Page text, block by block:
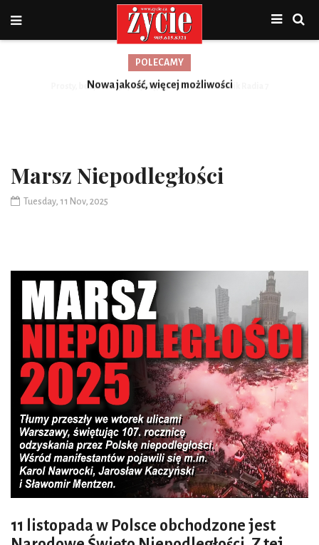
POLECAMY
Nowa jakość, więcej możliwości
Marsz Niepodległości
Tuesday, 11 Nov, 2025
11 listopada w Polsce obchodzone jest